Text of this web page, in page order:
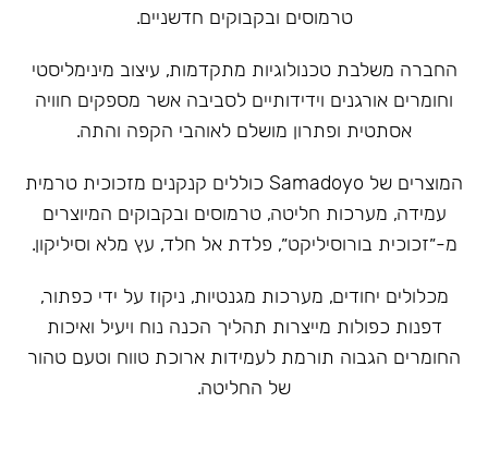
טרמוסים ובקבוקים חדשניים.
‏החברה משלבת טכנולוגיות מתקדמות, עיצוב מינימליסטי
וחומרים אורגנים וידידותיים לסביבה אשר מספקים חוויה
אסתטית ופתרון מושלם לאוהבי הקפה והתה.
המוצרים של Samadoyo כוללים קנקנים מזכוכית טרמית
עמידה, מערכות חליטה, טרמוסים ובקבוקים המיוצרים
מ-״זכוכית בורוסיליקט״, פלדת אל חלד, עץ מלא וסיליקון.
מכלולים יחודים, מערכות מגנטיות, ניקוז על ידי כפתור,
דפנות כפולות מייצרות תהליך הכנה נוח ויעיל ואיכות
החומרים הגבוה תורמת לעמידות ארוכת טווח וטעם טהור
של החליטה.